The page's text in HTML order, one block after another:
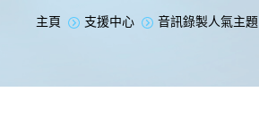
您在此处：
主頁 支援中心 音訊錄製人氣主題